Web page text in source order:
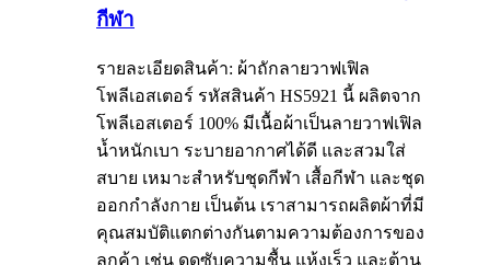
กีฬา
รายละเอียดสินค้า: ผ้าถักลายวาฟเฟิล
โพลีเอสเตอร์ รหัสสินค้า HS5921 นี้ ผลิตจาก
โพลีเอสเตอร์ 100% มีเนื้อผ้าเป็นลายวาฟเฟิล
น้ำหนักเบา ระบายอากาศได้ดี และสวมใส่
สบาย เหมาะสำหรับชุดกีฬา เสื้อกีฬา และชุด
ออกกำลังกาย เป็นต้น เราสามารถผลิตผ้าที่มี
คุณสมบัติแตกต่างกันตามความต้องการของ
ลูกค้า เช่น ดูดซับความชื้น แห้งเร็ว และต้าน